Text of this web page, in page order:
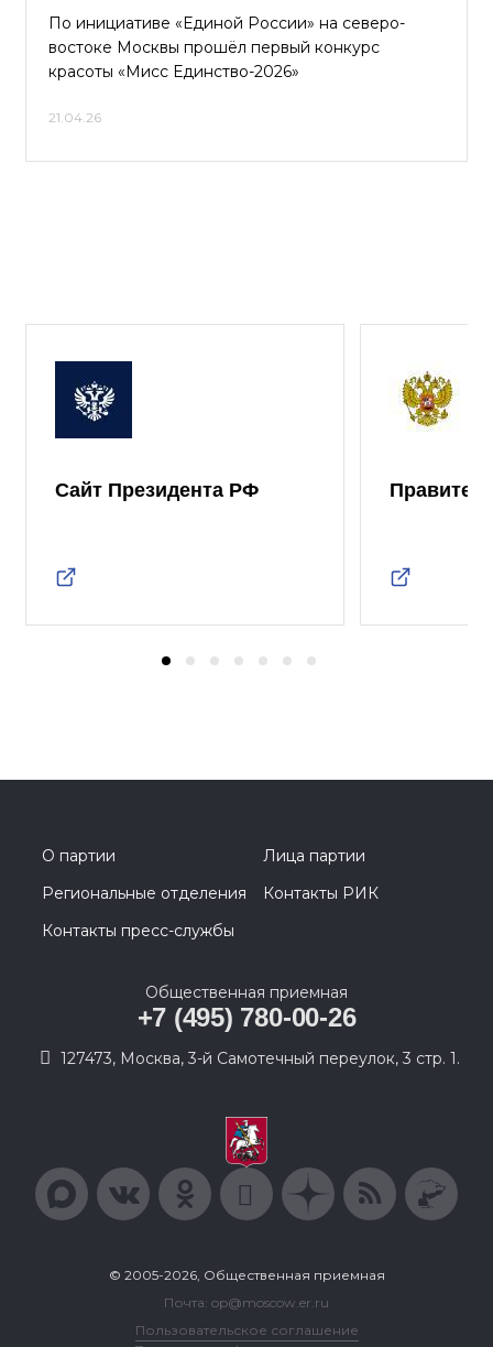
По инициативе «Единой России» на северо-
востоке Москвы прошёл первый конкурс
красоты «Мисс Единство-2026»
21.04.26
Сайт Президента РФ
О партии
Лица партии
Региональные отделения
Контакты РИК
Контакты пресс-службы
Общественная приемная
+7 (495) 780-00-26
127473, Москва, 3-й Самотечный переулок, 3 стр. 1.
© 2005-2026, Общественная приемная
Почта: op@moscow.er.ru
Пользовательское соглашение